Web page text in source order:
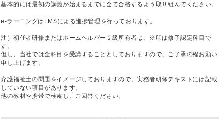
基本的には最初の講義が始まるまでに全て合格するよう取り組んでください。
e-ラーニングはLMSによる進捗管理を行っております。
注）初任者研修またはホームヘルパー２級所有者は、※印は修了認定科目で
す。
但し、当社では全科目を受講することとしておりますので、ご了承の程お願い
申し上げます。
介護福祉士の問題をイメージしておりますので、実務者研修テキストには記載
していない項目があります。
他の教材や携帯で検索し、ご回答ください。